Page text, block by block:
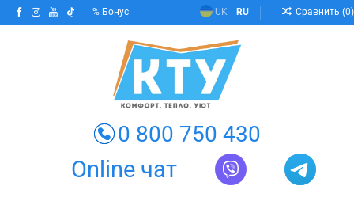
Бонус UK RU Сравнить (0)
0 800 750 430
Online чат